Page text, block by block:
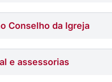
Conselho da Igreja
e assessorias